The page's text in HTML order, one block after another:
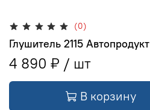
(0)
Глушитель 2115 Автопродукт
4 890 ₽
В корзину